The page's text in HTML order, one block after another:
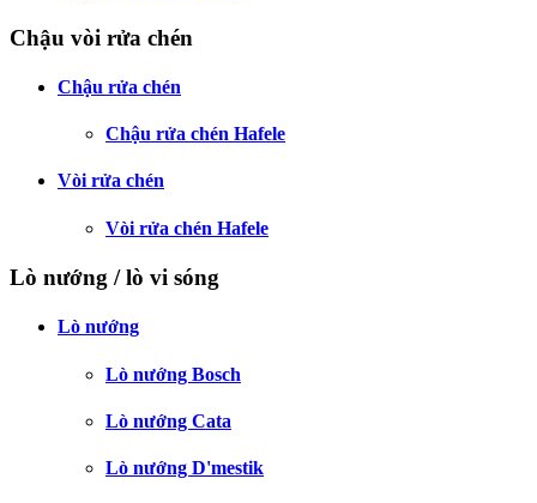
Chậu vòi rửa chén
Chậu rửa chén
Chậu rửa chén Hafele
Vòi rửa chén
Vòi rửa chén Hafele
Lò nướng / lò vi sóng
Lò nướng
Lò nướng Bosch
Lò nướng Cata
Lò nướng D'mestik